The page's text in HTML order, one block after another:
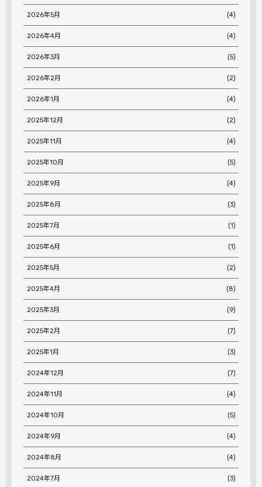
2026年5月 (4)
2026年4月 (4)
2026年3月 (5)
2026年2月 (2)
2026年1月 (4)
2025年12月 (2)
2025年11月 (4)
2025年10月 (5)
2025年9月 (4)
2025年8月 (3)
2025年7月 (1)
2025年6月 (1)
2025年5月 (2)
2025年4月 (8)
2025年3月 (9)
2025年2月 (7)
2025年1月 (3)
2024年12月 (7)
2024年11月 (4)
2024年10月 (5)
2024年9月 (4)
2024年8月 (4)
2024年7月 (3)